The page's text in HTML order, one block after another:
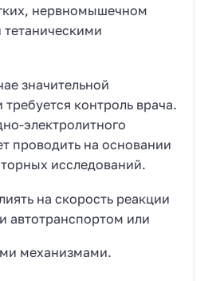
нервномышечном
значительной
контроль врача.
электролитного
проводить на основании
исследований.
на скорость реакции
автотранспортом или
механизмами.